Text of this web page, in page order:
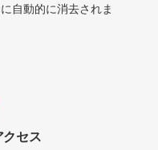
自動的に消去されま
クセス